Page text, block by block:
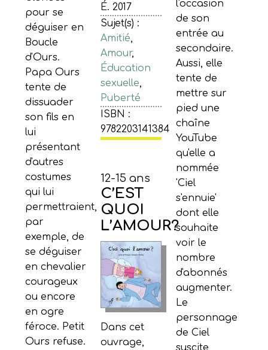
É. 2017
Sujet(s) :
Amitié
Amour,
Éducation
sexuelle
Puberté
ISBN :
9782203141384
pour se
déguiser en
Boucle
d'Ours.
Papa Ours
tente de
dissuader
son fils en
lui
présentant
d'autres
costumes
qui lui
permettraient,
par
exemple, de
se déguiser
en chevalier
courageux
ou encore
en ogre
féroce. Petit
Ours refuse.
12-15 ans
C’EST
QUOI
L’AMOUR?
Dans cet
ouvrage,
l'occasion
de son
entrée au
secondaire.
Aussi, elle
tente de
mettre sur
pied une
chaîne
YouTube
qu'elle a
nommée
'Ciel
s'ennuie'
dont elle
souhaite
voir le
nombre
d'abonnés
augmenter.
Le
personnage
de Ciel
suscite